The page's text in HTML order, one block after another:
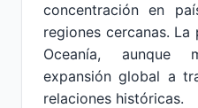
concentración en
regiones cercanas.
Oceanía, aunque
expansión global a
relaciones históricas.